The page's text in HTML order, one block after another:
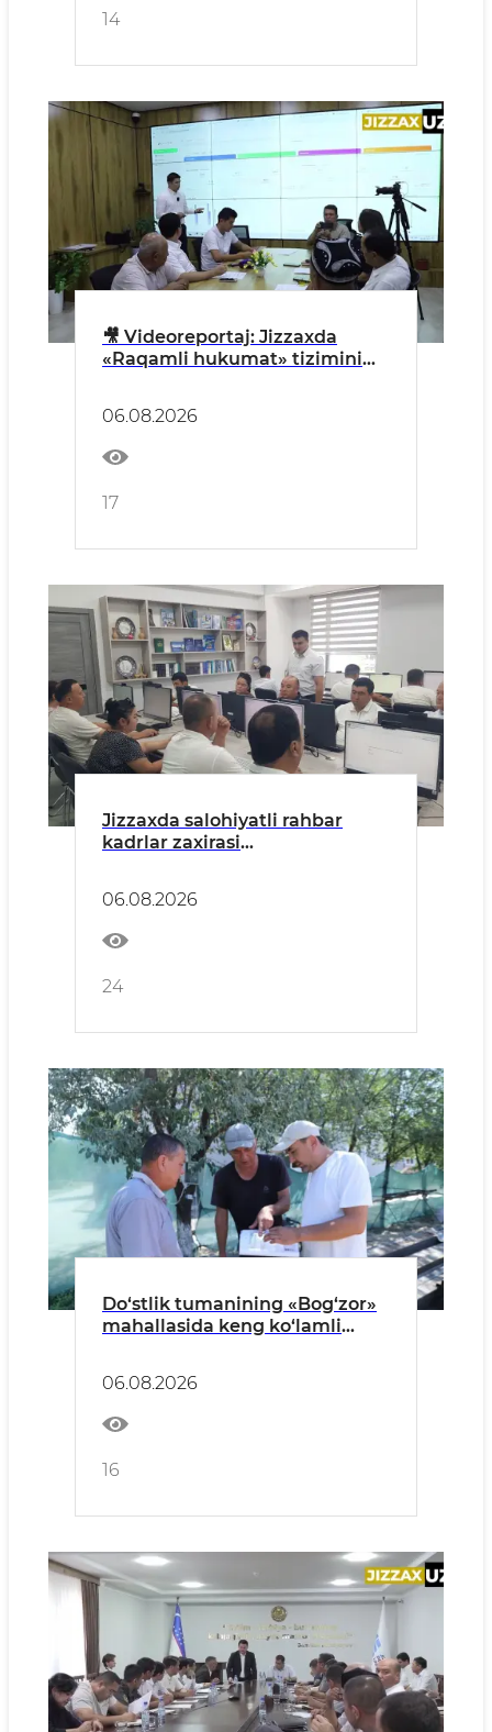
14
🎥 Videoreportaj: Jizzaxda
«Raqamli hukumat» tizimini
06.08.2026
17
Jizzaxda salohiyatli rahbar
kadrlar zaxirasi
06.08.2026
24
Do‘stlik tumanining «Bog‘zor»
mahallasida keng ko‘lamli
06.08.2026
16